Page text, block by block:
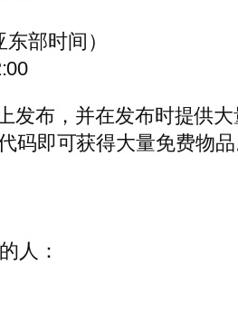
部时间）
发布，并在发布时提供
码即可获得大量免费物品
人：